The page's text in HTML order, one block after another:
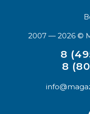
2007 — 2026 ©
8
8